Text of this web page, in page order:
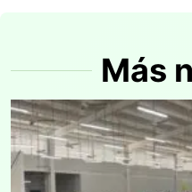
Más